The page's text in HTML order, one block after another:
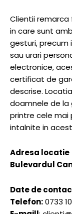
Clientii
in care sunt
gesturi, precum
sau urari
electronice,
certificat de
descrise.
doamnele de la
printre cele mai
intalnite in
Adresa locatie
Bulevardul
Date de
Telefon:0733